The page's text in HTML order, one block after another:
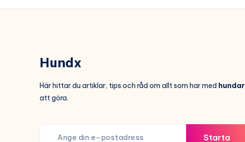
Hundx
Här hittar du artiklar, tips och råd om allt som har med hundar
att göra.
Starta